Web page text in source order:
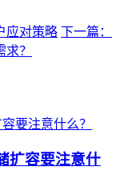
应对策略 下一篇：
？
扩容要注意什